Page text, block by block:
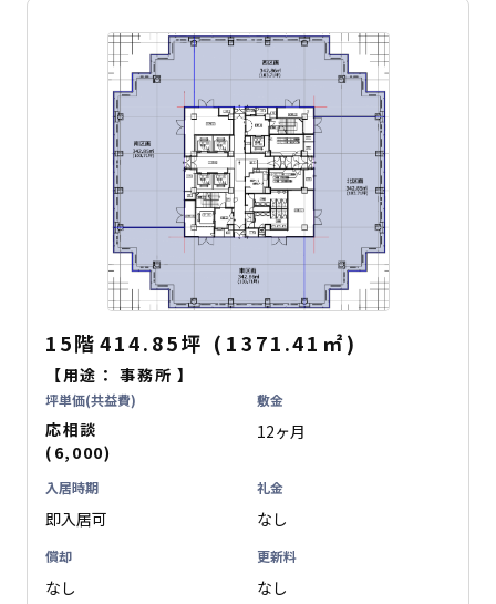
15階414.85坪 ( 1371.41 ㎡)
【用途：事務所 】
坪単価(共益費)
応相談
(6,000)
敷金
12ヶ月
入居時期
即入居可
礼金
なし
償却
なし
更新料
なし